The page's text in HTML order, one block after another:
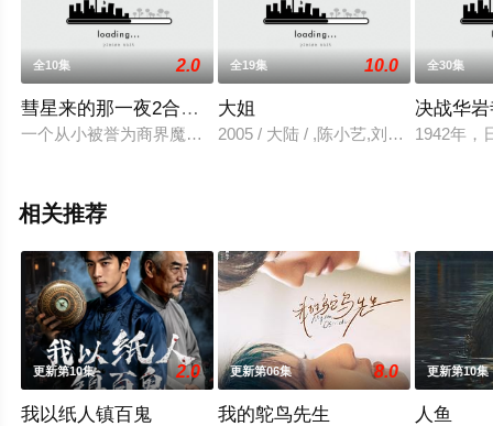
。
全10集 2.0
彗星来的那一夜2合心纯糖版
一个从小被誉为商界魔童，酷炫吊炸天的80后霸总VS一个浑身
全19集 10.0
大姐
2005 / 大陆 / ,陈小艺,刘钧,李歌,常浩,
全30集
决战华
1942年，
相关推荐
更新第10集 2.0
我以纸人镇百鬼
更新第06集 8.0
我的鸵鸟先生
更新第10集
人鱼